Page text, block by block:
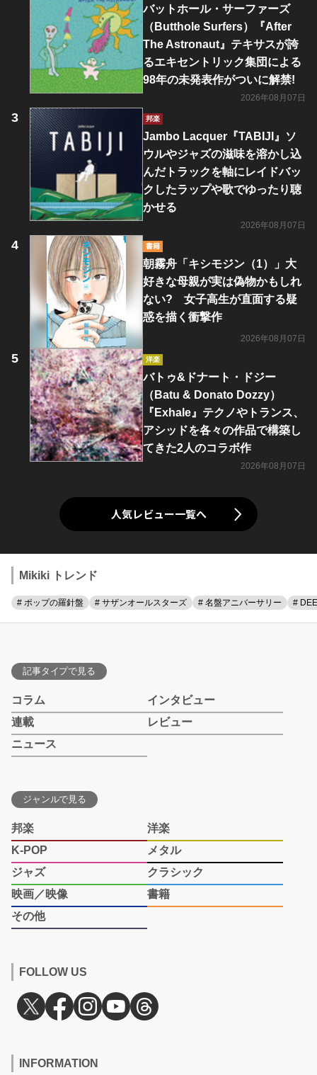
バットホール・サーファーズ
（Butthole Surfers）『After
The Astronaut』テキサスが誇
るエキセントリック集団による
98年の未発表作がついに解禁!
2026年08月07日
邦楽
Jambo Lacquer『TABIJI』ソ
ウルやジャズの滋味を溶かし込
んだトラックを軸にレイドバッ
クしたラップや歌でゆったり聴
かせる
2026年08月07日
書籍
朝霧舟「キシモジン（1）」大
好きな母親が実は偽物かもしれ
ない? 女子高生が直面する疑
惑を描く衝撃作
2026年08月07日
洋楽
バトゥ&ドナート・ドジー
（Batu & Donato Dozzy）
『Exhale』テクノやトランス、
アシッドを各々の作品で構築し
てきた2人のコラボ作
2026年08月07日
人気レビュー一覧へ
Mikiki トレンド
# ポップの羅針盤 # サザンオールスターズ # 名盤アニバーサリー #
記事タイプで見る
コラム
インタビュー
連載
レビュー
ニュース
ジャンルで見る
邦楽
洋楽
K-POP
メタル
ジャズ
クラシック
映画／映像
書籍
その他
FOLLOW US
INFORMATION